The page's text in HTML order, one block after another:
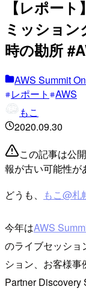
【レポー
ミッショ
時の勘所
AWS Summit
レポート
AWS
もこ
2020.09.30
この記事は公
報が古い可能性が
どうも、
もこ@札
今年はAWS
のライブセッショ
ション、お客様事
Partner Discovery